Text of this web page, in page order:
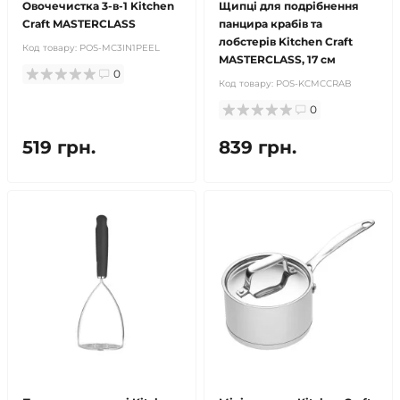
Овочечистка 3-в-1 Kitchen
Craft MASTERCLASS
Код товару: POS-MC3IN1PEEL
0
519 грн.
Щипці для подрібнення
панцира крабів та
лобстерів Kitchen Craft
MASTERCLASS, 17 см
Код товару: POS-KCMCCRAB
0
839 грн.